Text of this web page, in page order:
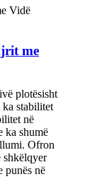
me
plotësisht
ka stabilitet
në
ka shumë
Ofron
shkëlqyer
punës në